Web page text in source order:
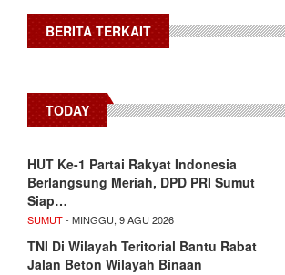
BERITA TERKAIT
TODAY
HUT Ke-1 Partai Rakyat Indonesia
Berlangsung Meriah, DPD PRI Sumut
Siap…
SUMUT- MINGGU, 9 AGU 2026
TNI Di Wilayah Teritorial Bantu Rabat
Jalan Beton Wilayah Binaan